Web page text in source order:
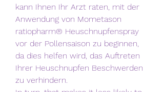
kann Ihnen Ihr Arzt raten, mit der
Anwendung von Mometason
ratiopharm® Heuschnupfenspray
vor der Pollensaison zu beginnen,
da dies helfen wird, das Auftreten
Ihrer Heuschnupfen Beschwerden
zu verhindern.